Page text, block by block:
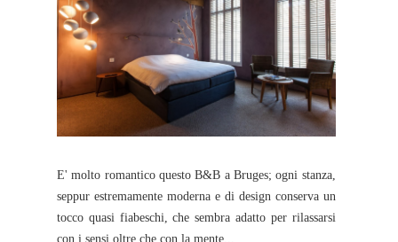
E' molto romantico questo B&B a Bruges; ogni stanza,
seppur estremamente moderna e di design conserva un
tocco quasi fiabeschi, che sembra adatto per rilassarsi
con i sensi oltre che con la mente...